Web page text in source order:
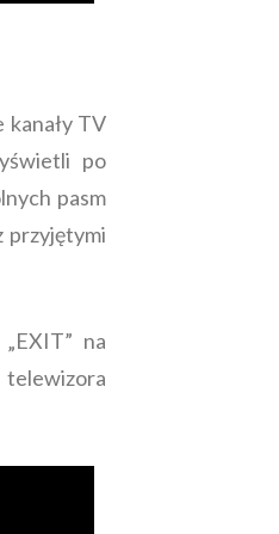
kanały TV
po
pasm
przyjętymi
na